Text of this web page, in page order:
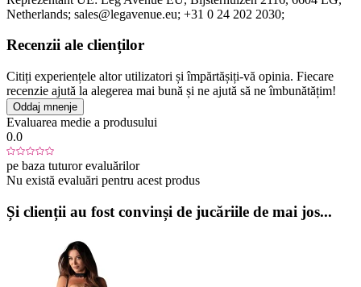
Netherlands; sales@legavenue.eu; +31 0 24 202 2030;
Recenzii ale clienților
Citiți experiențele altor utilizatori și împărtășiți-vă opinia. Fiecare
recenzie ajută la alegerea mai bună și ne ajută să ne îmbunătățim!
Oddaj mnenje
Evaluarea medie a produsului
0.0
pe baza tuturor evaluărilor
Nu există evaluări pentru acest produs
Și clienții au fost convinși de jucăriile de mai jos...